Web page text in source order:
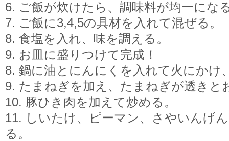
6. ご飯が炊けたら、調味料が均一にな
7. ご飯に3,4,5の具材を入れて混ぜる。
8. 食塩を入れ、味を調える。
9. お皿に盛りつけて完成！
8. 鍋に油とにんにくを入れて火にかけ
9. たまねぎを加え、たまねぎが透きと
10. 豚ひき肉を加えて炒める。
11. しいたけ、ピーマン、さやいんげ
る。